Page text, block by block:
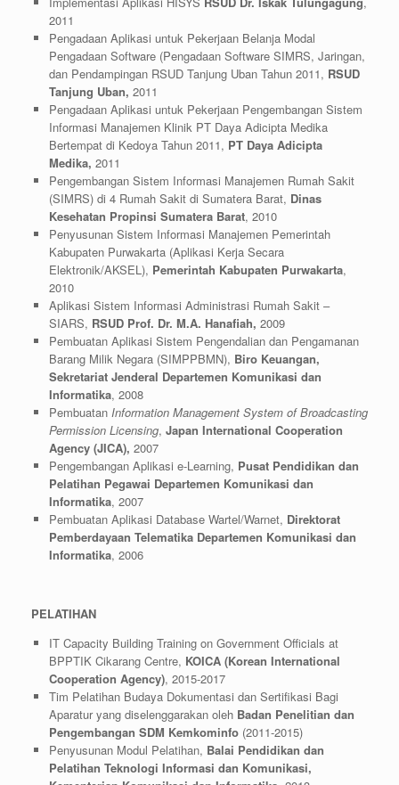
2011
Pengadaan Aplikasi untuk Pekerjaan Belanja Modal
Pengadaan Software (Pengadaan Software SIMRS, Jaringan,
dan Pendampingan RSUD Tanjung Uban Tahun 2011, RSUD
Tanjung Uban, 2011
Pengadaan Aplikasi untuk Pekerjaan Pengembangan Sistem
Informasi Manajemen Klinik PT Daya Adicipta Medika
Bertempat di Kedoya Tahun 2011, PT Daya Adicipta
Medika, 2011
Pengembangan Sistem Informasi Manajemen Rumah Sakit
(SIMRS) di 4 Rumah Sakit di Sumatera Barat, Dinas
Kesehatan Propinsi Sumatera Barat, 2010
Penyusunan Sistem Informasi Manajemen Pemerintah
Kabupaten Purwakarta (Aplikasi Kerja Secara
Elektronik/AKSEL), Pemerintah Kabupaten Purwakarta,
2010
Aplikasi Sistem Informasi Administrasi Rumah Sakit –
SIARS, RSUD Prof. Dr. M.A. Hanafiah, 2009
Pembuatan Aplikasi Sistem Pengendalian dan Pengamanan
Barang Milik Negara (SIMPPBMN), Biro Keuangan,
Sekretariat Jenderal Departemen Komunikasi dan
Informatika, 2008
Pembuatan Information Management System of Broadcasting
Permission Licensing, Japan International Cooperation
Agency (JICA), 2007
Pengembangan Aplikasi e-Learning, Pusat Pendidikan dan
Pelatihan Pegawai Departemen Komunikasi dan
Informatika, 2007
Pembuatan Aplikasi Database Wartel/Warnet, Direktorat
Pemberdayaan Telematika Departemen Komunikasi dan
Informatika, 2006
PELATIHAN
IT Capacity Building Training on Government Officials at
BPPTIK Cikarang Centre, KOICA (Korean International
Cooperation Agency), 2015-2017
Tim Pelatihan Budaya Dokumentasi dan Sertifikasi Bagi
Aparatur yang diselenggarakan oleh Badan Penelitian dan
Pengembangan SDM Kemkominfo(2011-2015)
Penyusunan Modul Pelatihan, Balai Pendidikan dan
Pelatihan Teknologi Informasi dan Komunikasi,